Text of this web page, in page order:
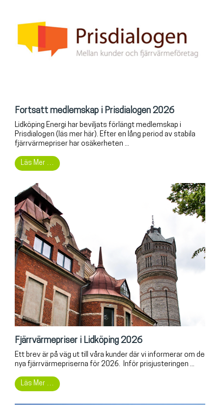
Fortsatt medlemskap i Prisdialogen 2026
Lidköping Energi har beviljats förlängt medlemskap i
Prisdialogen (läs mer här). Efter en lång period av stabila
fjärrvärmepriser har osäkerheten ...
Läs Mer …
Fjärrvärmepriser i Lidköping 2026
Ett brev är på väg ut till våra kunder där vi informerar om de
nya fjärrvärmepriserna för 2026. Inför prisjusteringen ...
Läs Mer …